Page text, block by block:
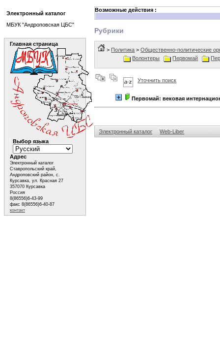
Возможные действия :
Рубрики
> Политика >Общественно-политические
Волонтеры
Первомай
Уточнить поиск
Первомай: вековая
Электронный каталог Web-Liber
Электронный каталог
МБУК "Андроповская ЦБС"
Главная страница
Выбор языка
Адрес
Электронный каталог
Ставропольский край,
Андроповский район, с.
Курсавка, ул. Красная 27
357070 Курсавка
Россия
8(86556)6-43-99
факс 8(86556)6-40-87
контакт